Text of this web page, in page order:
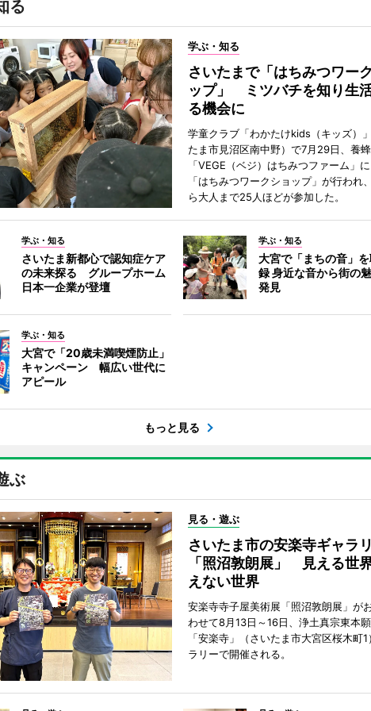
る
学ぶ・知る
さいたまで「はちみつワー
ップ」 ミツバチを知り生
る機会に
学童クラブ「わかたけkids（キッズ）
たま市見沼区南中野）で7月29日、養
「VEGE（ベジ）はちみつファーム」
「はちみつワークショップ」が行われ
ら大人まで25人ほどが参加した。
学ぶ・知る
さいたま新都心で認知症ケア
の未来探る グループホーム
日本一企業が登壇
学ぶ・知る
大宮で「まちの音」
録 身近な音から街の
発見
学ぶ・知る
大宮で「20歳未満喫煙防止」
キャンペーン 幅広い世代に
アピール
もっと見る
ぶ
見る・遊ぶ
さいたま市の安楽寺ギャラ
「照沼敦朗展」 見える世
えない世界
安楽寺寺子屋美術展「照沼敦朗展」が
わせて8月13日～16日、浄土真宗東本
「安楽寺」（さいたま市大宮区桜木町1
ラリーで開催される。